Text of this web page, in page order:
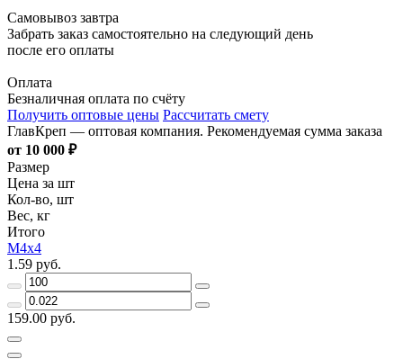
Самовывоз завтра
Забрать заказ самостоятельно на следующий день
после его оплаты
Оплата
Безналичная оплата по счёту
Получить оптовые цены Рассчитать смету
ГлавКреп — оптовая компания. Рекомендуемая сумма заказа
от 10 000 ₽
Размер
Цена за шт
Кол-во, шт
Вес, кг
Итого
М4х4
1.59 руб.
159.00 руб.